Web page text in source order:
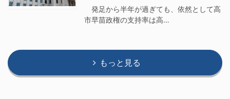
発足から半年が過ぎても、依然として高
市早苗政権の支持率は高…
もっと見る